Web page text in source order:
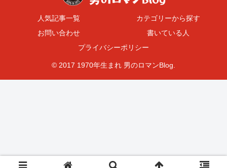
人気記事一覧
カテゴリーから探す
お問い合わせ
書いている人
プライバシーポリシー
© 2017 1970年生まれ 男のロマンBlog.